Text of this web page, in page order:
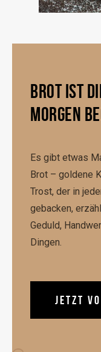
BROT IST
MORGEN
Es gibt etwas
Brot – goldene
Trost, der in
gebacken,
Geduld,
Dingen.
JETZT